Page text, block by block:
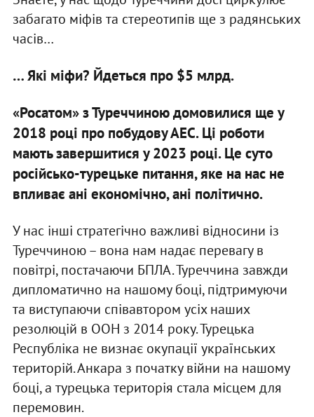
забагато міфів та стереотипів ще з радянських
часів…
… Які міфи? Йдеться про $5 млрд.
«Росатом» з Туреччиною домовилися ще у
2018 році про побудову АЕС. Ці роботи
мають завершитися у 2023 році. Це суто
російсько-турецьке питання, яке на нас не
впливає ані економічно, ані політично.
У нас інші стратегічно важливі відносини із
Туреччиною – вона нам надає перевагу в
повітрі, постачаючи БПЛА. Туреччина завжди
дипломатично на нашому боці, підтримуючи
та виступаючи співавтором усіх наших
резолюцій в ООН з 2014 року. Турецька
Республіка не визнає окупації українських
територій. Анкара з початку війни на нашому
боці, а турецька територія стала місцем для
перемовин.